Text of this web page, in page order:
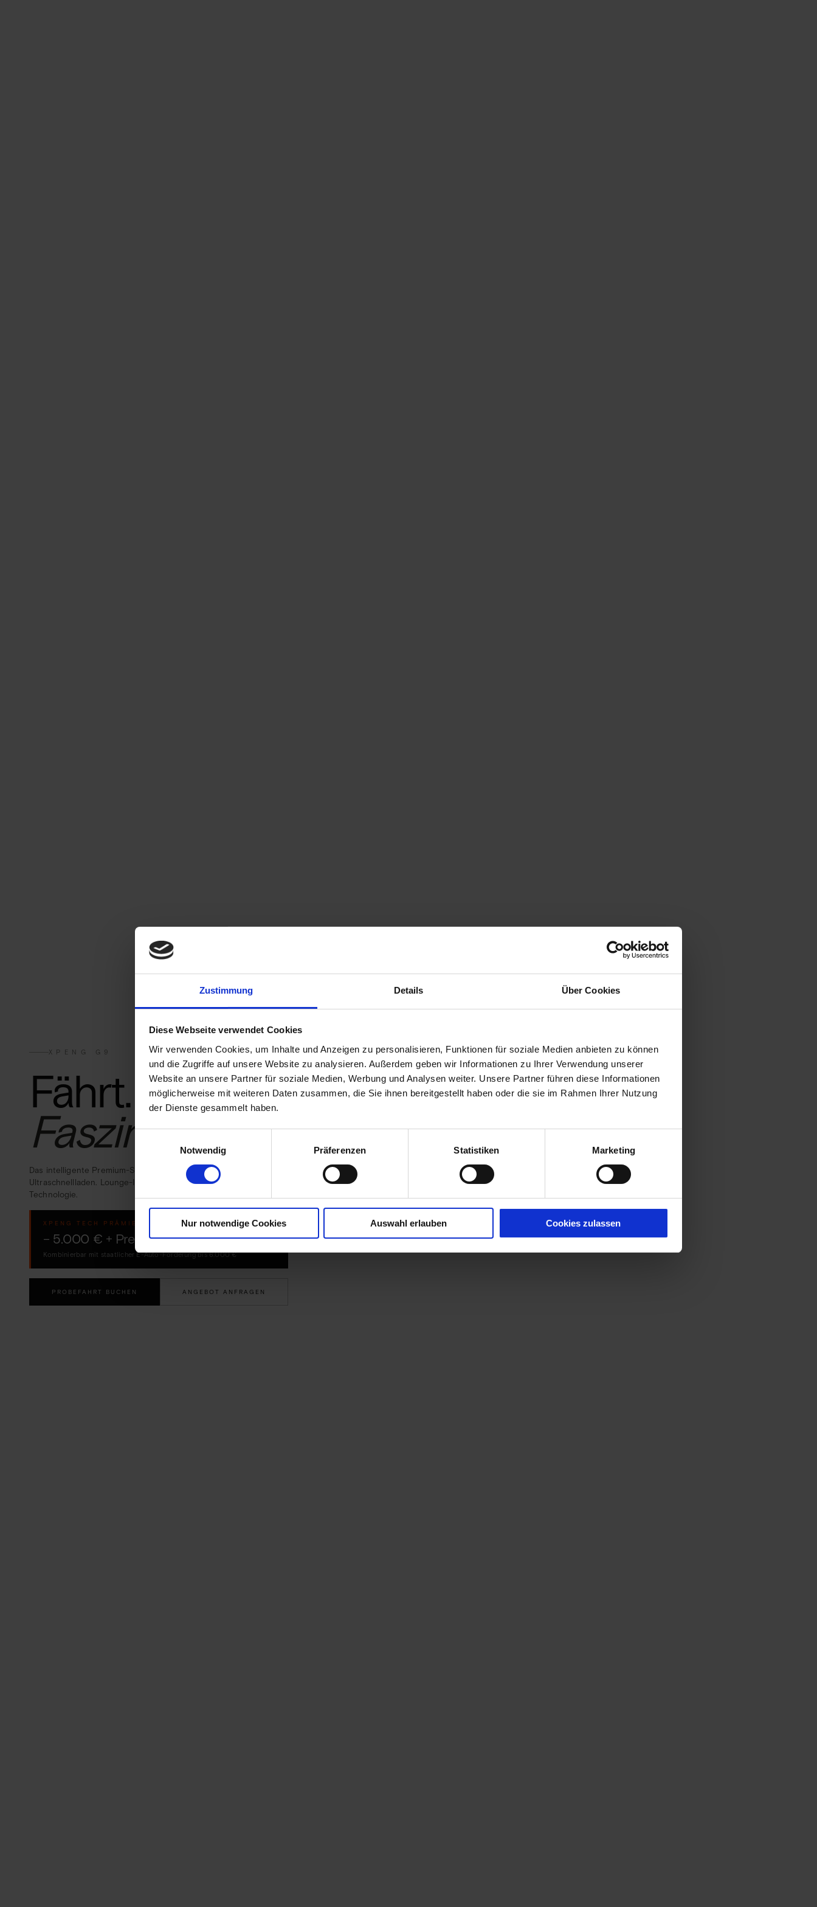
Zustimmung Details Über Cookies
Diese Webseite verwendet Cookies
Wir verwenden Cookies, um Inhalte und Anzeigen zu personalisieren, Funktionen für soziale Medien anbieten zu können
und die Zugriffe auf unsere Website zu analysieren. Außerdem geben wir Informationen zu Ihrer Verwendung unserer
Website an unsere Partner für soziale Medien, Werbung und Analysen weiter. Unsere Partner führen diese Informationen
möglicherweise mit weiteren Daten zusammen, die Sie ihnen bereitgestellt haben oder die sie im Rahmen Ihrer Nutzung
der Dienste gesammelt haben.
Notwendig
Präferenzen Statistiken Marketing
Nur notwendige Cookies Auswahl erlauben Cookies zulassen
XPENG G9
Fährt. Führt.
Fasziniert.
Das intelligente Premium-SUV-Flaggschiff. 800V
Ultraschnellladen. Lounge-Interieur trifft Flaggschiff-
Technologie.
XPENG TECH PRÄMIE · GÜLTIG BIS 30.09.2026
– 5.000 € + Premium Paket gratis
Kombinierbar mit staatlicher E-Auto-Förderung bis 6.000 €
PROBEFAHRT BUCHEN ANGEBOT ANFRAGEN